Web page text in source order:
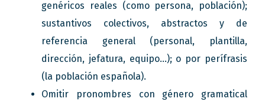
genéricos reales (como persona, población);
sustantivos colectivos, abstractos y de
referencia general (personal, plantilla,
dirección, jefatura, equipo…); o por perífrasis
(la población española).
Omitir pronombres con género gramatical